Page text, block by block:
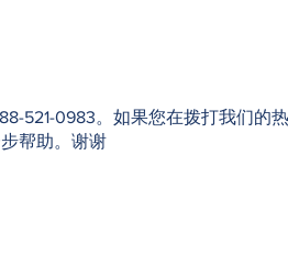
521-0983。如果您在拨打我们的
帮助。谢谢